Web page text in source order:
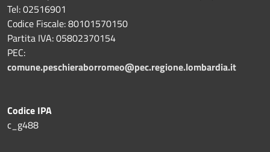
Tel: 02516901
Codice Fiscale: 80101570150
Partita IVA: 05802370154
PEC:
comune.peschieraborromeo@pec.regione.lombardia.it
Codice IPA
c_g488